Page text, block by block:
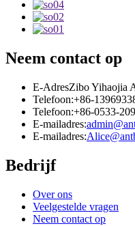
Neem contact op
E-AdresZibo Yihaojia
Telefoon:+86-
Telefoon:+86-0533-
E-mailadres:
E-mailadres:
Bedrijf
Over ons
Veelgestelde vragen
Neem contact op